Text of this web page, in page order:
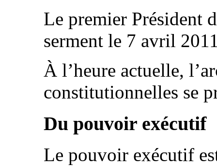
Le premier Président
serment le 7 avril
À l’heure actuelle,
constitutionnelles se
Du pouvoir exécutif
Le pouvoir exécutif